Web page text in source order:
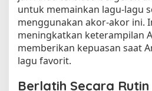
untuk memainkan lagu-lagu
menggunakan akor-akor ini.
meningkatkan keterampilan
memberikan kepuasan saat
lagu favorit.
Berlatih Secara Rutin